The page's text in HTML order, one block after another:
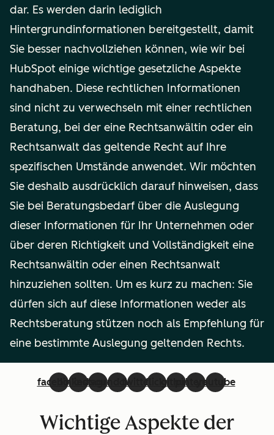
dar. Es werden darin lediglich
Hintergrundinformationen bereitgestellt, damit
Sie besser nachvollziehen können, wie wir bei
HubSpot einige wichtige gesetzliche Aspekte
handhaben. Diese rechtlichen Informationen
sind nicht zu verwechseln mit einer rechtlichen
Beratung, bei der eine Rechtsanwältin oder ein
Rechtsanwalt das geltende Recht auf Ihre
spezifischen Umstände anwendet. Wir möchten
Sie deshalb ausdrücklich darauf hinweisen, dass
Sie bei Beratungsbedarf über die Auslegung
dieser Informationen für Ihr Unternehmen oder
über deren Richtigkeit und Vollständigkeit eine
Rechtsanwältin oder einen Rechtsanwalt
hinzuziehen sollten. Um es kurz zu machen: Sie
dürfen sich auf diese Informationen weder als
Rechtsberatung stützen noch als Empfehlung für
eine bestimmte Auslegung geltenden Rechts.
facebooklinkedininstagram
soundcloud
twitterflickrgithubpinterestyoutube
Wichtige Aspekte der